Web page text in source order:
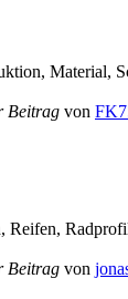
Material,
Beitrag von
Reifen,
Beitrag von